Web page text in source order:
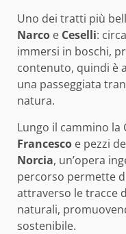
Uno dei tratti più
Narco e Ceselli:
immersi in boschi,
contenuto, quindi è
una passeggiata
natura.
Lungo il cammino la
Francesco e pezzi
Norcia, un’opera
percorso permette
attraverso le tracce
naturali,
sostenibile.